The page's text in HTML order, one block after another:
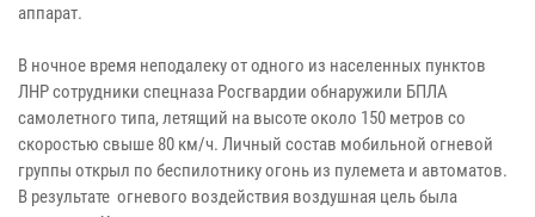
аппарат.
В ночное время неподалеку от одного из населенных пунктов
ЛНР сотрудники спецназа Росгвардии обнаружили БПЛА
самолетного типа, летящий на высоте около 150 метров со
скоростью свыше 80 км/ч. Личный состав мобильной огневой
группы открыл по беспилотнику огонь из пулемета и автоматов.
В результате огневого воздействия воздушная цель была